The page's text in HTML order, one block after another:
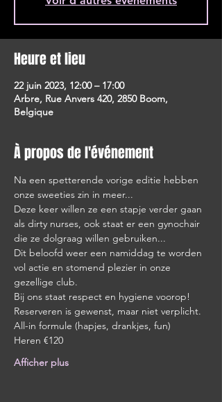
Heure et lieu
22 juin 2023, 12:00 – 17:00
Arbre, Rue Anvers 420, 2850 Boom,
Belgique
À propos de l'événement
Na een spetterende vorige editie hebben
onze sweeties zin in meer...
Deze keer willen ze een stapje verder gaan
als dirty nurses, ook staat er een gynochair
die ze dolgraag willen gebruiken...
Dit beloofd weer een namiddag te worden
vol actie en stomend plezier in onze
gezellige club.
Bij ons staat respect en hygiene voorop!
Reserveren is gewenst, maar niet verplicht.
All-in formule (hapjes, drankjes, fun)
Heren €120
Afficher plus